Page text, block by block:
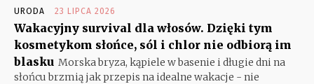
URODA 23 LIPCA 2026
Wakacyjny survival dla włosów. Dzięki tym
kosmetykom słońce, sól i chlor nie odbiorą im
blasku Morska bryza, kąpiele w basenie i długie dni na
słońcu brzmią jak przepis na idealne wakacje - nie